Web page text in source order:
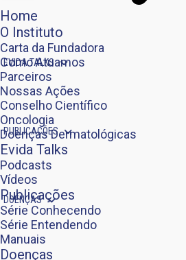
EVIDA TALKS
PUBLICAÇÕES
DOENÇAS
Home
O Instituto
Carta da Fundadora
Como Atuamos
Parceiros
Nossas Ações
Conselho Científico
Oncologia
Doenças Dermatológicas
Evida Talks
Podcasts
Vídeos
Publicações
Série Conhecendo
Série Entendendo
Manuais
Doenças